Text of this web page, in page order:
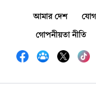
আমার দেশ
গোপনীয়তা নীতি